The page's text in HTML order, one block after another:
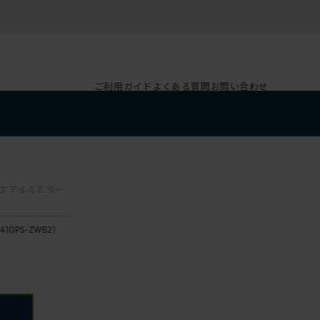
ご利用ガイド よくある質問お問い合わせ
アルミミラー
ZWB2）